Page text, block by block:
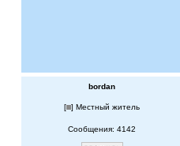
bordan
[ ] Местный житель
Сообщения: 4142